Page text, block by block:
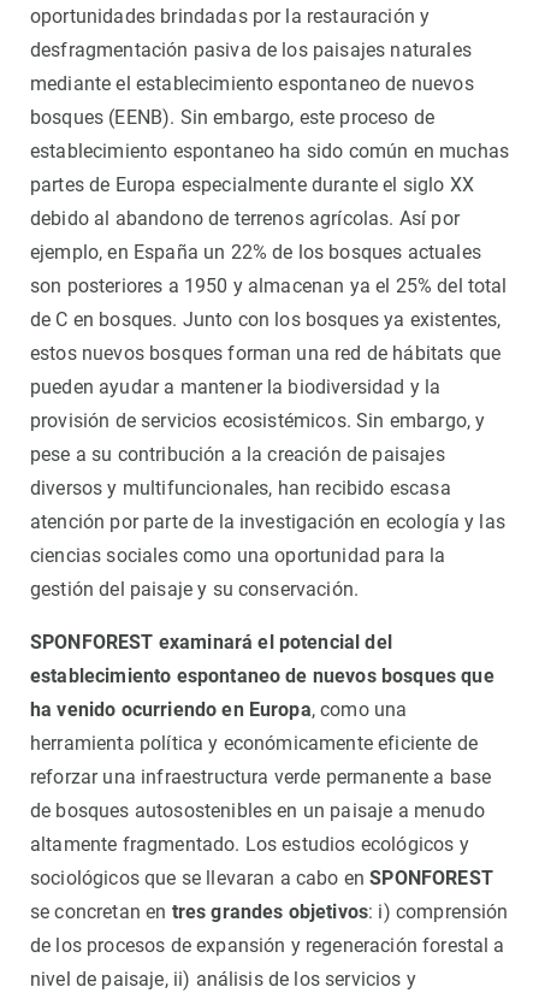
oportunidades brindadas por la restauración y
desfragmentación pasiva de los paisajes naturales
mediante el establecimiento espontaneo de nuevos
bosques (EENB). Sin embargo, este proceso de
establecimiento espontaneo ha sido común en muchas
partes de Europa especialmente durante el siglo XX
debido al abandono de terrenos agrícolas. Así por
ejemplo, en España un 22% de los bosques actuales
son posteriores a 1950 y almacenan ya el 25% del total
de C en bosques. Junto con los bosques ya existentes,
estos nuevos bosques forman una red de hábitats que
pueden ayudar a mantener la biodiversidad y la
provisión de servicios ecosistémicos. Sin embargo, y
pese a su contribución a la creación de paisajes
diversos y multifuncionales, han recibido escasa
atención por parte de la investigación en ecología y las
ciencias sociales como una oportunidad para la
gestión del paisaje y su conservación.
SPONFOREST examinará el potencial del
establecimiento espontaneo de nuevos bosques que
ha venido ocurriendo en Europa, como una
herramienta política y económicamente eficiente de
reforzar una infraestructura verde permanente a base
de bosques autosostenibles en un paisaje a menudo
altamente fragmentado. Los estudios ecológicos y
sociológicos que se llevaran a cabo enSPONFOREST
se concretan en tres grandes objetivos: i) comprensión
de los procesos de expansión y regeneración forestal a
nivel de paisaje, ii) análisis de los servicios y